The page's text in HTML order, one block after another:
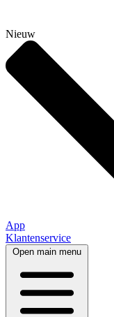
Nieuw
App
Klantenservice
Open main menu